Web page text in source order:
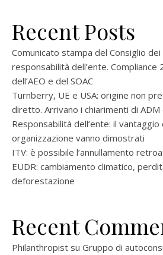
Recent Posts
Comunicato stampa del Consiglio
responsabilità dell’ente. Compliance
dell’AEO e del SOAC
Turnberry, UE e USA: origine non
diretto. Arrivano i chiarimenti di ADM
Responsabilità dell’ente: il vantaggio
organizzazione vanno dimostrati
ITV: è possibile l’annullamento
EUDR: cambiamento climatico,
deforestazione
Recent
Philanthropist su Gruppo di